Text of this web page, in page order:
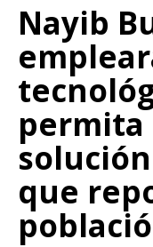
Nayib
permita
que